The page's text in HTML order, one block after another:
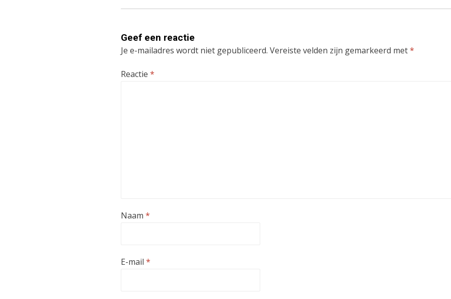
Geef een reactie
Je e-mailadres wordt niet gepubliceerd. Vereiste velden zijn gemarkeerd met*
Reactie *
Naam *
E-mail *